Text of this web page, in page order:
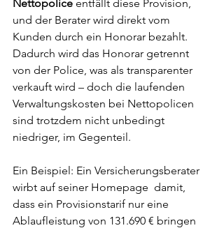
Nettopolice entfällt diese Provision,
und der Berater wird direkt vom
Kunden durch ein Honorar bezahlt.
Dadurch wird das Honorar getrennt
von der Police, was als transparenter
verkauft wird – doch die laufenden
Verwaltungskosten bei Nettopolicen
sind trotzdem nicht unbedingt
niedriger, im Gegenteil.
Ein Beispiel: Ein Versicherungsberater
wirbt auf seiner Homepage  damit,
dass ein Provisionstarif nur eine
Ablaufleistung von 131.690 € bringen